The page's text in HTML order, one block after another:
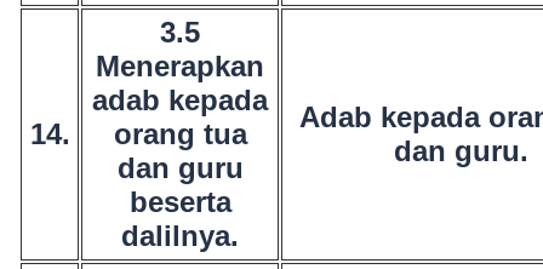
14.
3.5
Menerapkan
adab kepada
orang tua
dan guru
beserta
dalilnya.
Adab kepada
dan guru.